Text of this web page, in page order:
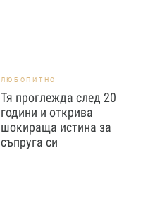
ЛЮБОПИТНО
Тя проглежда след 20
години и открива
шокираща истина за
съпруга си